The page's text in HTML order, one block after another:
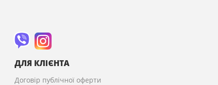
ДЛЯ КЛІЄНТА
Договір публічної оферти